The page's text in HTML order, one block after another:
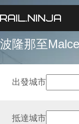
波隆那至
出發城市
抵達城市